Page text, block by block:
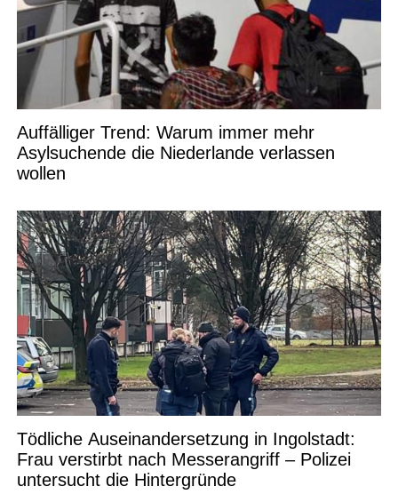
Auffälliger Trend: Warum immer mehr
Asylsuchende die Niederlande verlassen
wollen
Tödliche Auseinandersetzung in Ingolstadt:
Frau verstirbt nach Messerangriff – Polizei
untersucht die Hintergründe